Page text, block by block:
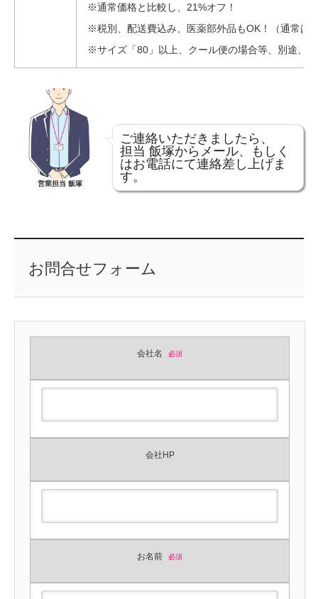
※通常価格と比較し、21%オフ！
※税別、配送費込み、医薬部外品もOK！（通常は
※サイズ「80」以上、クール便の場合等、別途、
営業担当 飯塚
ご連絡いただきましたら、
担当 飯塚からメール、もしく
はお電話にて連絡差し上げま
す。
お問合せフォーム
会社名 必須
会社HP
お名前 必須